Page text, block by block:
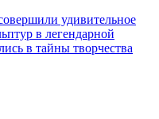
удивительное
в легендарной
в тайны творчества